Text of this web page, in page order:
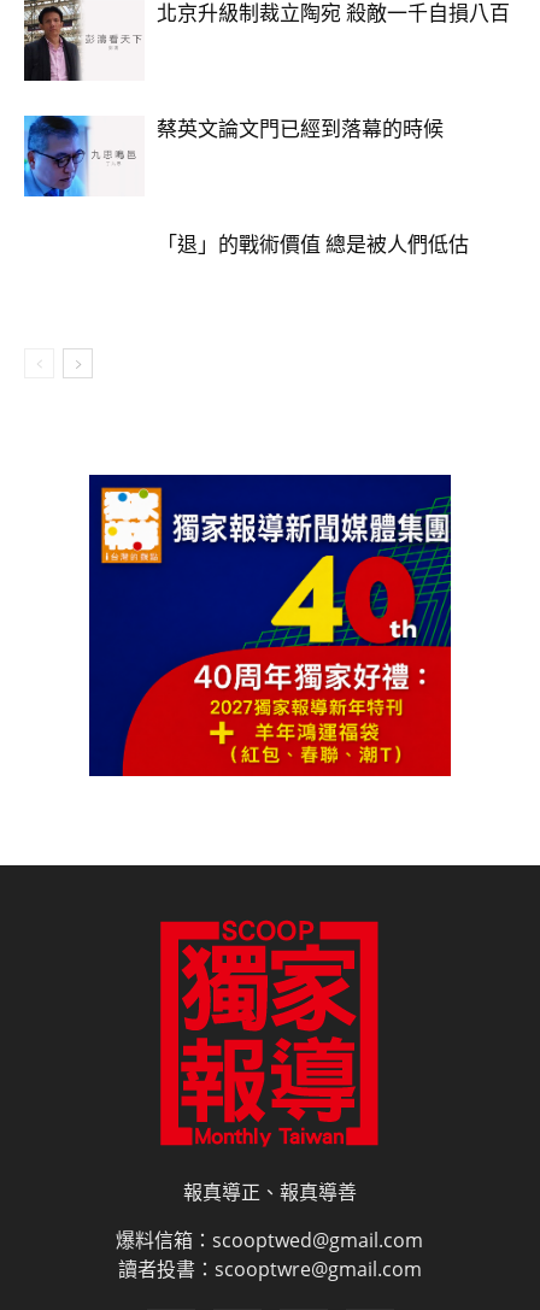
北京升級制裁立陶宛 殺敵一千自損八百
蔡英文論文門已經到落幕的時候
「退」的戰術價值 總是被人們低估
報真導正、報真導善
爆料信箱：scooptwed@gmail.com
讀者投書：scooptwre@gmail.com